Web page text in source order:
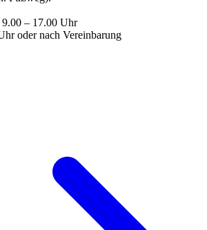
– 17.00 Uhr
oder nach Vereinbarung